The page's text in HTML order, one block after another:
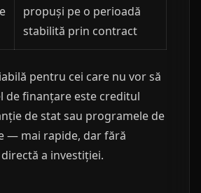
propuși pe o perioadă
stabilită prin contract
pentru cei care nu vor să
de finanțare este creditul
de stat sau programele de
— mai rapide, dar fără
a investiției.